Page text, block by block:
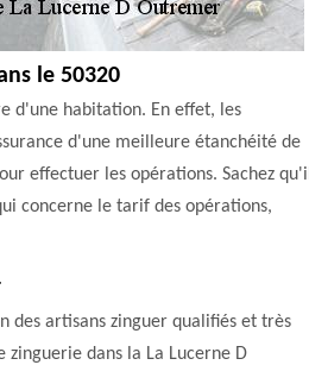
le 50320
d'une habitation. En effet, les
d'une meilleure étanchéité de
effectuer les opérations. Sachez qu'il
concerne le tarif des opérations,
des artisans zinguer qualifiés et très
dans la La Lucerne D